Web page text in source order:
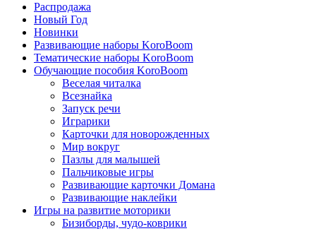
Распродажа
Новый Год
Новинки
Развивающие наборы KoroBoom
Тематические наборы KoroBoom
Обучающие пособия KoroBoom
Веселая читалка
Всезнайка
Запуск речи
Играрики
Карточки для новорожденных
Мир вокруг
Пазлы для малышей
Пальчиковые игры
Развивающие карточки Домана
Развивающие наклейки
Игры на развитие моторики
Бизиборды, чудо-коврики